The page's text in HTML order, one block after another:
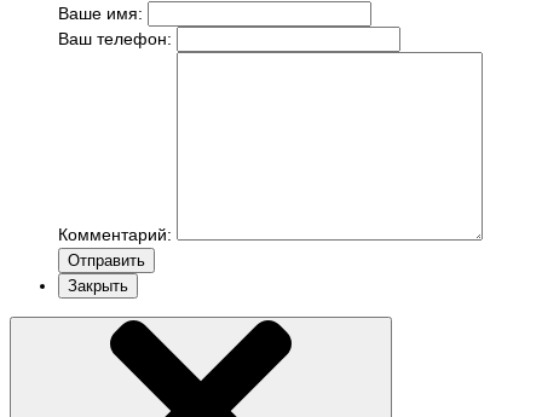
Ваше имя:
Ваш телефон:
Комментарий:
Отправить
Закрыть